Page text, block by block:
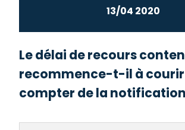
13/04 2020
Le délai de recours
recommence-t-il à
compter de la notification